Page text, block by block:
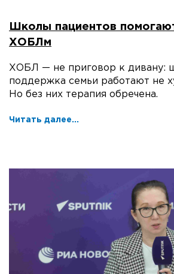
Школы пациентов
ХОБЛм
ХОБЛ — не приговор к дивану:
поддержка семьи работают не
Но без них терапия обречена.
Читать далее...